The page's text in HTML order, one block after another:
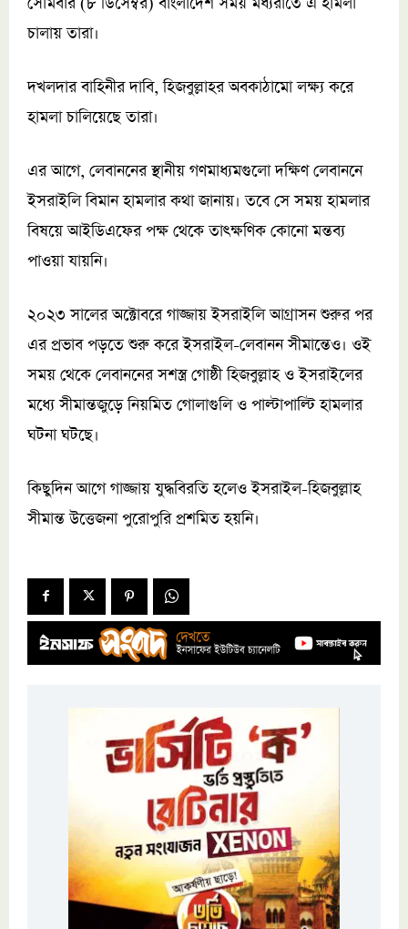
চালায় তারা।
দখলদার বাহিনীর দাবি, হিজবুল্লাহর অবকাঠামো লক্ষ্য করে
হামলা চালিয়েছে তারা।
এর আগে, লেবাননের স্থানীয় গণমাধ্যমগুলো দক্ষিণ লেবাননে
ইসরাইলি বিমান হামলার কথা জানায়। তবে সে সময় হামলার
বিষয়ে আইডিএফের পক্ষ থেকে তাৎক্ষণিক কোনো মন্তব্য
পাওয়া যায়নি।
২০২৩ সালের অক্টোবরে গাজ্জায় ইসরাইলি আগ্রাসন শুরুর পর
এর প্রভাব পড়তে শুরু করে ইসরাইল-লেবানন সীমান্তেও। ওই
সময় থেকে লেবাননের সশস্ত্র গোষ্ঠী হিজবুল্লাহ ও ইসরাইলের
মধ্যে সীমান্তজুড়ে নিয়মিত গোলাগুলি ও পাল্টাপাল্টি হামলার
ঘটনা ঘটছে।
কিছুদিন আগে গাজ্জায় যুদ্ধবিরতি হলেও ইসরাইল-হিজবুল্লাহ
সীমান্ত উত্তেজনা পুরোপুরি প্রশমিত হয়নি।